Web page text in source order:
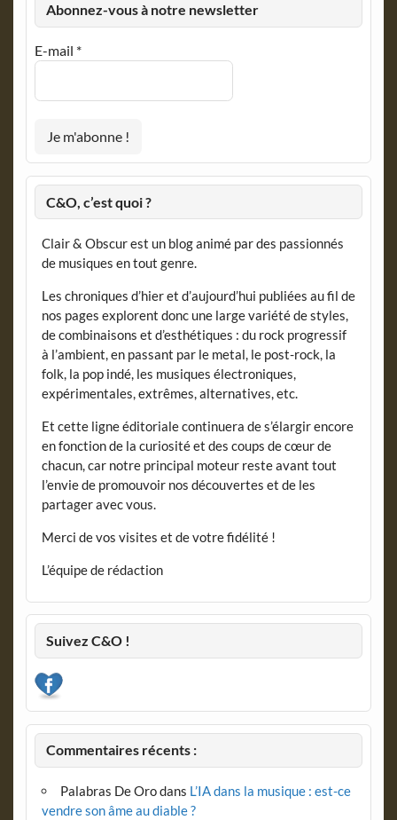
Abonnez-vous à notre newsletter
E-mail *
C&O, c’est quoi ?
Clair & Obscur est un blog animé par des passionnés
de musiques en tout genre.
Les chroniques d’hier et d’aujourd’hui publiées au fil de
nos pages explorent donc une large variété de styles,
de combinaisons et d’esthétiques : du rock progressif
à l’ambient, en passant par le metal, le post-rock, la
folk, la pop indé, les musiques électroniques,
expérimentales, extrêmes, alternatives, etc.
Et cette ligne éditoriale continuera de s’élargir encore
en fonction de la curiosité et des coups de cœur de
chacun, car notre principal moteur reste avant tout
l’envie de promouvoir nos découvertes et de les
partager avec vous.
Merci de vos visites et de votre fidélité !
L’équipe de rédaction
Suivez C&O !
Commentaires récents :
Palabras De Orodans L’IA dans la musique : est-ce
vendre son âme au diable ?